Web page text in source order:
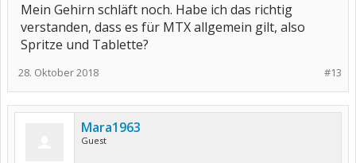
Mein Gehirn schläft noch. Habe ich das richtig
verstanden, dass es für MTX allgemein gilt, also
Spritze und Tablette?
#13
28. Oktober 2018
Mara1963
Guest